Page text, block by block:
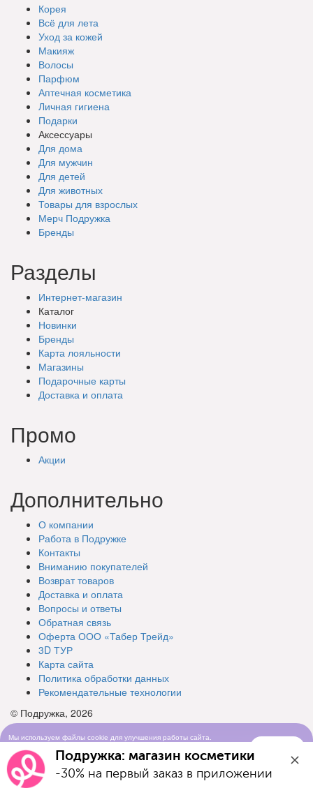
Корея
Всё для лета
Уход за кожей
Макияж
Волосы
Парфюм
Аптечная косметика
Личная гигиена
Подарки
Аксессуары
Для дома
Для мужчин
Для детей
Для животных
Товары для взрослых
Мерч Подружка
Бренды
Разделы
Интернет-магазин
Каталог
Новинки
Бренды
Карта лояльности
Магазины
Подарочные карты
Доставка и оплата
Промо
Акции
Дополнительно
О компании
Работа в Подружке
Контакты
Вниманию покупателей
Возврат товаров
Доставка и оплата
Вопросы и ответы
Обратная связь
Оферта ООО «Табер Трейд»
3D ТУР
Карта сайта
Политика обработки данных
Рекомендательные технологии
© Подружка, 2026
Мы используем файлы cookie для улучшения работы сайта.
использования cookie-файловПодружка: магазин косметики
-30% на первый заказ в приложении